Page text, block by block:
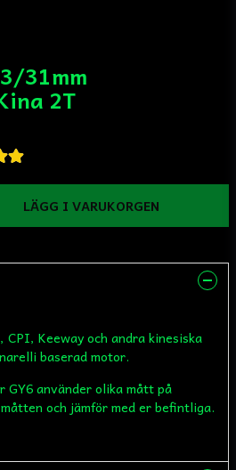
31mm
2T
LÄGG I VARUKORGEN
CPI, Keeway och andra kinesiska
baserad motor.
använder olika mått på
och jämför med er befintliga.